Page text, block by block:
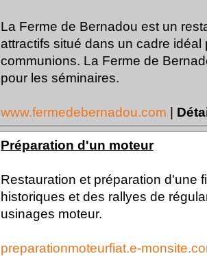
La Ferme de Bernadou est un
attractifs situé dans un cadre
communions. La Ferme de
pour les séminaires.
www.fermedebernadou.com |
Préparation d'un moteur
Restauration et préparation d'une
historiques et des rallyes de
usinages moteur.
preparationmoteurfiat.e-